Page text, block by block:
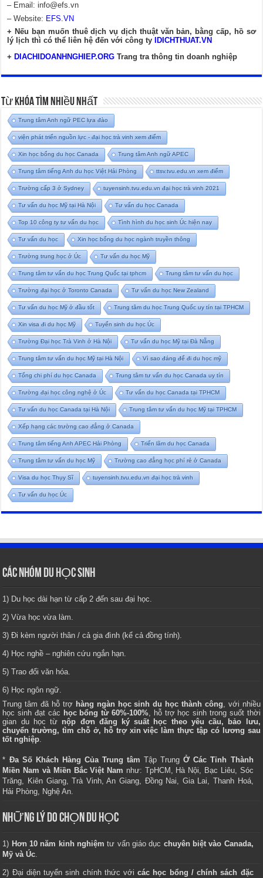
– Email:info@efs.vn
– Website: EFS.VN
+ Nếu bạn muốn thuê dịch vụ dịch thuật văn bản, bằng cấp, hồ sơ
lý lịch thì có thể liên hệ đến với công ty
IDICHTHUAT.VN
+ DIACHIDOANHNGHIEP.ORG Trang tra thông tin doanh nghiệp
Từ Khóa Tìm Nhiều Nhất
Trung tâm Anh ngữ PEC lựa đào
viện phát triển nguồn lực - đại học trà vinh xem điểm
Xin học bổng du học Canada Trung tâm Anh ngữ APEC
Trung tâm tiếng Anh du học Việt Hải Phòng ttsv.tvu.edu.vn xem điểm
Trường cấp 3 ở Sydney tuyensinh.tvu.edu.vn đại học trà vinh 2021
Tư vấn du học Mỹ tại Hà Nội Tư vấn du học Canada
Top 10 công ty tư vấn du học Tình hình du học sinh Úc hiện nay
Tư vấn du học Xin học bổng du học ngành truyền thông
Trường trung học ở Úc Tư vấn du học Mỹ
Trung tâm tư vấn du học Trung Quốc tại tphcm Trung tâm tư vấn du học
Trường đại học ở Toronto Canada Tư vấn du học New Zealand
Tư vấn du học Mỹ ở đầu tốt Trung tâm du học Trung Quốc uy tín tại TPHCM
Xin visa đi du học Mỹ Tuyển sinh du học Úc
Trường Đại học Trà Vinh ở Hà Nội Tư vấn du học Mỹ tại Đà Nẵng
Trung tâm tư vấn du học Mỹ tại Hà Nội Vì sao đáng để đi du học mỹ
Tổng chi phí du học Canada Trung tâm tư vấn du học Canada uy tín
Trường đại học công nghệ ở Úc Tư vấn du học Canada tại TPHCM
Tư vấn du học Canada tại Hà Nội Trung tâm tư vấn du học Mỹ tại TPHCM
Xếp hạng các trường cao đẳng ở Canada
Trung tâm tiếng Anh APEC Hải Phòng Triển lãm du học Canada
Trung tâm tư vấn du học Mỹ Trường cao đẳng học phí rẻ ở Canada
Visa du học Thụy Sĩ tuyensinh.tvu.edu.vn đại học trà vinh
Tư vấn du học Úc
CÁC NHÓM DU HỌC SINH
1) Du học dài hạn từ cấp 2 đến sau đại học.
2) Vừa học vừa làm.
3) Đi kèm người thân / cả gia đình (kể cả đồng tính).
4) Học nghề – nghiên cứu ngắn hạn.
5) Trao đổi văn hóa.
6) Học ngôn ngữ.
Trung tâm đã hỗ trợ hàng ngàn học sinh du học thành công, với nhiều
học sinh đạt các học bổng từ 60%-100%, hỗ trợ học sinh trong suốt thời
gian du học từ nộp đơn đăng ký suất học theo yêu cầu, bảo lưu,
chuyển trường, tìm chỗ ở, hỗ trợ xin việc làm thực tập có lương sau
tốt nghiệp.
* Đa Số Khách Hàng Của Trung tâm Tập TrungỞ Các Tỉnh Thành
Miền Nam và Miền Bắc Việt Nam như: TpHCM, Hà Nội, Bạc Liêu, Sóc
Trăng, Kiên Giang, Trà Vinh, An Giang, Đồng Nai, Gia Lai, Thanh Hoá,
Hải Phòng, Nghệ An.
NHỮNG LÝ DO CHỌN DU HỌC
1) Hơn 10 năm kinh nghiệm tư vấn giáo dục chuyên biệt vào Canada,
Mỹ và Úc.
2) Đại diện tuyển sinh chính thức vớicác học bổng / chính sách đặc